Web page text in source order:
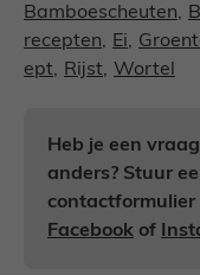
Bamboescheuten,
recepten, Ei,
ept, Rijst, Wortel
Heb je een
anders? Stuur
contactformulier
Facebook of